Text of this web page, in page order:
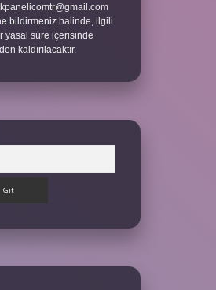
bildirmeniz halinde, ilgili
yasal süre içerisinde
kaldırılacaktır.